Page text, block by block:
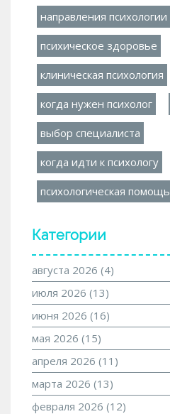
направления психологии
психическое здоровье
клиническая психология
когда нужен психолог
выбор специалиста
когда идти к психологу
психологическая помощь
Категории
августа 2026 (4)
июля 2026 (13)
июня 2026 (16)
мая 2026 (15)
апреля 2026 (11)
марта 2026 (13)
февраля 2026 (12)